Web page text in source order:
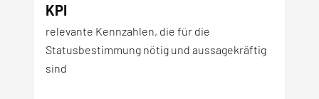
KPI
relevante Kennzahlen, die für die
Statusbestimmung nötig und aussagekräftig
sind